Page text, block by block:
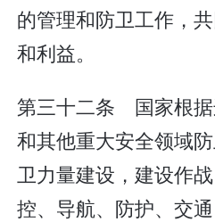
的管理和防卫工作，
和利益。
第三十二条 国家根
和其他重大安全领域
卫力量建设，建设作
控、导航、防护、交